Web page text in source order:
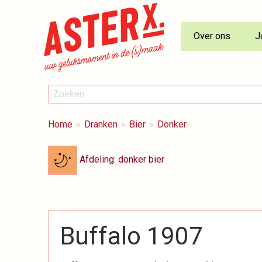
Over ons
ZOEKEN
Zoeken
BREADCRUMBS
Je
hier:
Home Dranken Bier Donker
Afdeling: donker bier
Buffalo 1907